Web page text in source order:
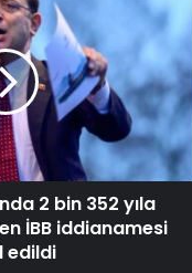
2 bin 352 yıla
İBB iddianamesi
edildi